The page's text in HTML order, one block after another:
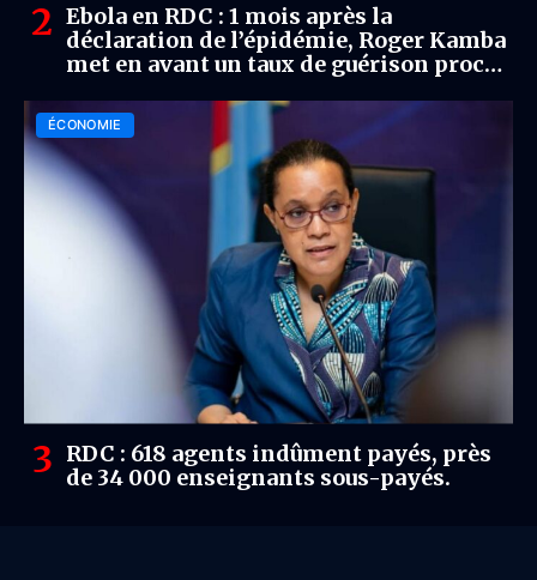
Ebola en RDC : 1 mois après la
déclaration de l’épidémie, Roger Kamba
met en avant un taux de guérison proche
ÉCONOMIE
RDC : 618 agents indûment payés, près
de 34 000 enseignants sous-payés.